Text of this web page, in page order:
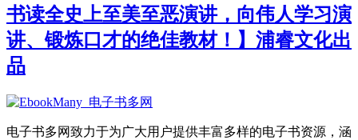
书读全史上至美至恶演讲，向伟人学习演
讲、锻炼口才的绝佳教材！】浦睿文化出
品
电子书多网致力于为广大用户提供丰富多样的电子书资源，涵